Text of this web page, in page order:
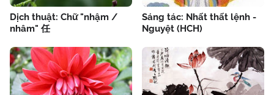
Dịch thuật: Chữ "nhậm /
nhâm" 任
Sáng tác: Nhất thất lệnh -
Nguyệt (HCH)